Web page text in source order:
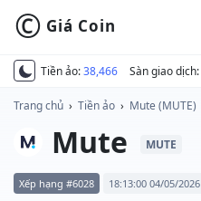
Tiền ảo:38,466 Sàn giao dịch:
© Giá Coin
Trang chủ › Tiền ảo › Mute (MUTE)
Mute MUTE
Xếp hạng #6028 18:13:00 04/05/2026